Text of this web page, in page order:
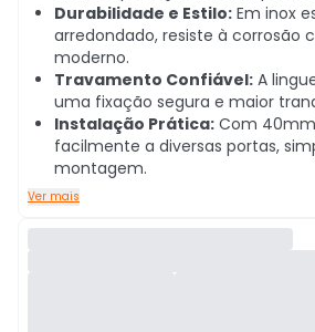
Durabilidade e Estilo: Em inox
arredondado, resiste à corrosão
moderno.
Travamento Confiável: A
uma fixação segura e maior
Instalação Prática: Com
facilmente a diversas portas,
montagem.
Ver mais